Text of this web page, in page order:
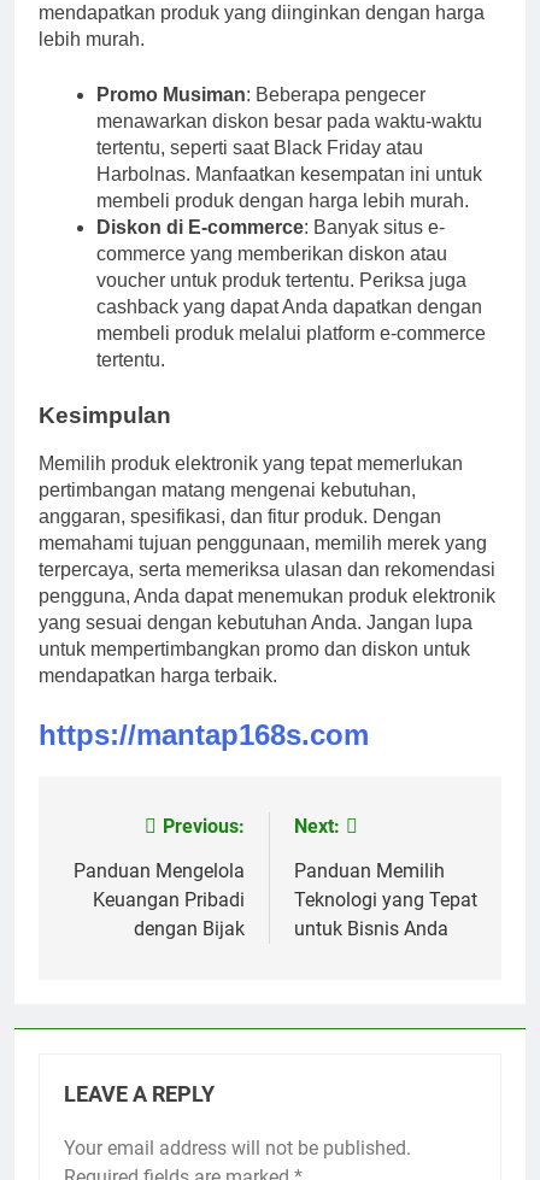
mendapatkan produk yang diinginkan dengan harga
lebih murah.
Promo Musiman: Beberapa pengecer
menawarkan diskon besar pada waktu-waktu
tertentu, seperti saat Black Friday atau
Harbolnas. Manfaatkan kesempatan ini untuk
membeli produk dengan harga lebih murah.
Diskon di E-commerce: Banyak situs e-
commerce yang memberikan diskon atau
voucher untuk produk tertentu. Periksa juga
cashback yang dapat Anda dapatkan dengan
membeli produk melalui platform e-commerce
tertentu.
Kesimpulan
Memilih produk elektronik yang tepat memerlukan
pertimbangan matang mengenai kebutuhan,
anggaran, spesifikasi, dan fitur produk. Dengan
memahami tujuan penggunaan, memilih merek yang
terpercaya, serta memeriksa ulasan dan rekomendasi
pengguna, Anda dapat menemukan produk elektronik
yang sesuai dengan kebutuhan Anda. Jangan lupa
untuk mempertimbangkan promo dan diskon untuk
mendapatkan harga terbaik.
https://mantap168s.com
navigation
Previous:
Panduan Mengelola
Keuangan Pribadi
dengan Bijak
Next:
Panduan Memilih
Teknologi yang Tepat
untuk Bisnis Anda
LEAVE A REPLY
Your email address will not be published.